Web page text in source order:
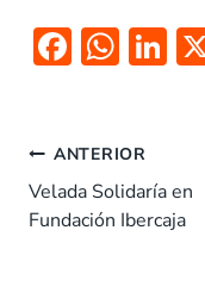
F
b
o
o
W
s
A
p
Li
dI
n
Navegación
de
entradas
ANTERIOR
Velada Solidaría en
Fundación Ibercaja